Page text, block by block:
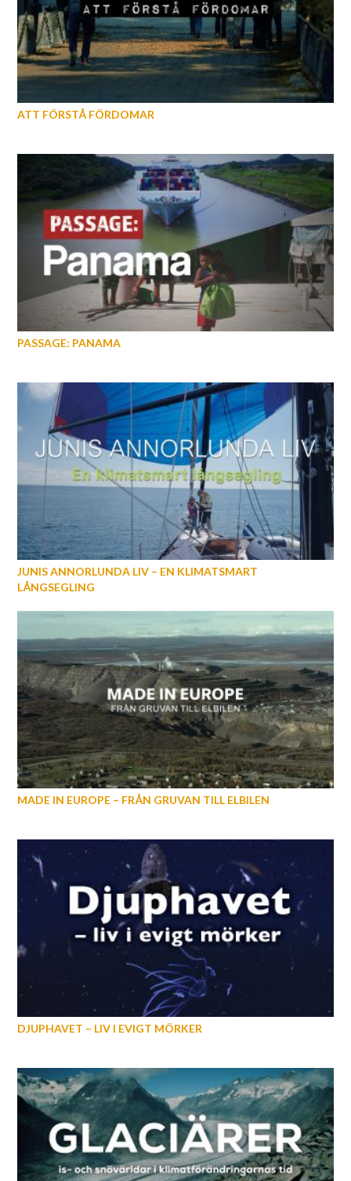
ATT FÖRSTÅ FÖRDOMAR
PASSAGE: PANAMA
JUNIS ANNORLUNDA LIV – EN KLIMATSMART
LÅNGSEGLING
MADE IN EUROPE – FRÅN GRUVAN TILL ELBILEN
DJUPHAVET – LIV I EVIGT MÖRKER